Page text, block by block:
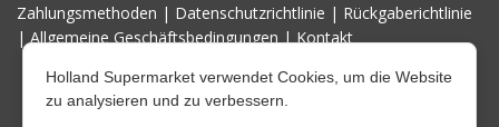
Zahlungsmethoden | Datenschutzrichtlinie | Rückgaberichtlinie
|Allgemeine Geschäftsbedingungen|Kontakt
Holland Supermarket verwendet Cookies, um die Website
zu analysieren und zu verbessern.